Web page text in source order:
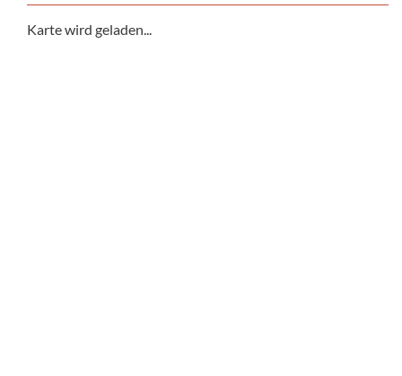
Karte wird geladen...